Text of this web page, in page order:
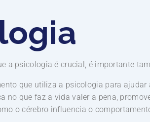
a psicologia é crucial, é importante
que utiliza a psicologia para ajudar
no que faz a vida valer a pena,
o cérebro influencia o